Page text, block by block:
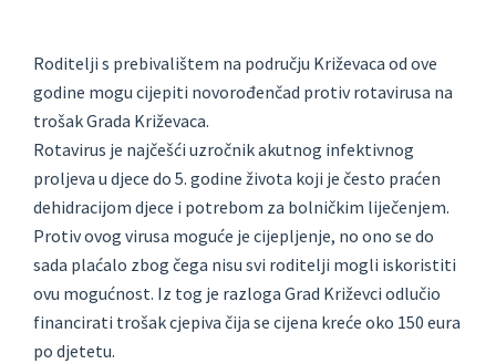
Roditelji s prebivalištem na području Križevaca od ove
godine mogu cijepiti novorođenčad protiv rotavirusa na
trošak Grada Križevaca.
Rotavirus je najčešći uzročnik akutnog infektivnog
proljeva u djece do 5. godine života koji je često praćen
dehidracijom djece i potrebom za bolničkim liječenjem.
Protiv ovog virusa moguće je cijepljenje, no ono se do
sada plaćalo zbog čega nisu svi roditelji mogli iskoristiti
ovu mogućnost. Iz tog je razloga Grad Križevci odlučio
financirati trošak cjepiva čija se cijena kreće oko 150 eura
po djetetu.